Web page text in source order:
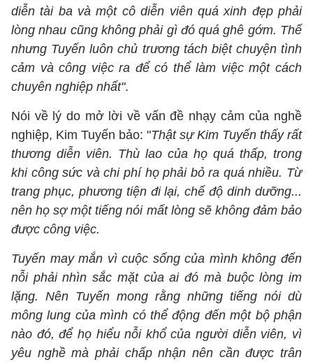
diễn tài ba và một cô diễn viên quá xinh đẹp phải
lòng nhau cũng không phải gì đó quá ghê gớm. Thế
nhưng Tuyến luôn chủ trương tách biệt chuyện tình
cảm và công việc ra để có thể làm việc một cách
chuyên nghiệp nhất".
Nói về lý do mở lời về vấn đề nhạy cảm của nghề
nghiệp, Kim Tuyến bảo: "Thật sự Kim Tuyến thấy rất
thương diễn viên. Thù lao của họ quá thấp, trong
khi công sức và chi phí họ phải bỏ ra quá nhiều. Từ
trang phục, phương tiện đi lại, chế độ dinh dưỡng...
nên họ sợ một tiếng nói mất lòng sẽ không đảm bảo
được công việc.
Tuyến may mắn vì cuộc sống của mình không đến
nỗi phải nhìn sắc mặt của ai đó mà buộc lòng im
lặng. Nên Tuyến mong rằng những tiếng nói dù
mông lung của mình có thể động đến một bộ phận
nào đó, để họ hiểu nỗi khổ của người diễn viên, vì
yêu nghề mà phải chấp nhận nên cần được trân